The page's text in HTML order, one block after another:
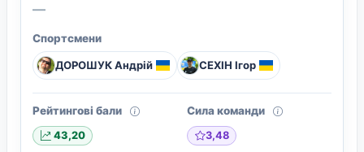
—
Спортсмени
ДОРОШУК Андрій СЕХІН Ігор
Рейтингові бали
43,20
Сила команди
3,48